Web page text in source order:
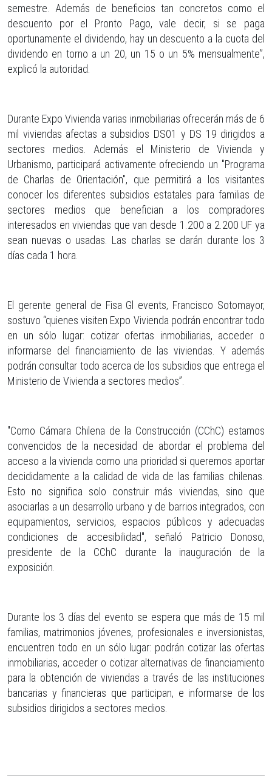
semestre. Además de beneficios tan concretos como el
descuento por el Pronto Pago, vale decir, si se paga
oportunamente el dividendo, hay un descuento a la cuota del
dividendo en torno a un 20, un 15 o un 5% mensualmente”,
explicó la autoridad.
Durante Expo Vivienda varias inmobiliarias ofrecerán más de 6
mil viviendas afectas a subsidios DS01 y DS 19 dirigidos a
sectores medios. Además el Ministerio de Vivienda y
Urbanismo, participará activamente ofreciendo un "Programa
de Charlas de Orientación", que permitirá a los visitantes
conocer los diferentes subsidios estatales para familias de
sectores medios que benefician a los compradores
interesados en viviendas que van desde 1.200 a 2.200 UF ya
sean nuevas o usadas. Las charlas se darán durante los 3
días cada 1 hora.
El gerente general de Fisa Gl events, Francisco Sotomayor,
sostuvo “quienes visiten Expo Vivienda podrán encontrar todo
en un sólo lugar: cotizar ofertas inmobiliarias, acceder o
informarse del financiamiento de las viviendas. Y además
podrán consultar todo acerca de los subsidios que entrega el
Ministerio de Vivienda a sectores medios”.
"Como Cámara Chilena de la Construcción (CChC) estamos
convencidos de la necesidad de abordar el problema del
acceso a la vivienda como una prioridad si queremos aportar
decididamente a la calidad de vida de las familias chilenas.
Esto no significa solo construir más viviendas, sino que
asociarlas a un desarrollo urbano y de barrios integrados, con
equipamientos, servicios, espacios públicos y adecuadas
condiciones de accesibilidad", señaló Patricio Donoso,
presidente de la CChC durante la inauguración de la
exposición.
Durante los 3 días del evento se espera que más de 15 mil
familias, matrimonios jóvenes, profesionales e inversionistas,
encuentren todo en un sólo lugar: podrán cotizar las ofertas
inmobiliarias, acceder o cotizar alternativas de financiamiento
para la obtención de viviendas a través de las instituciones
bancarias y financieras que participan, e informarse de los
subsidios dirigidos a sectores medios.